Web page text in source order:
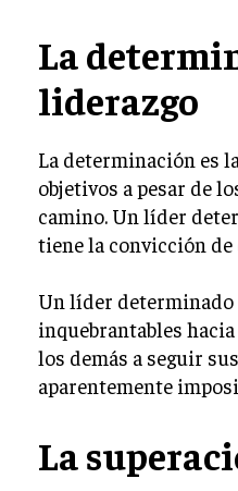
La
liderazgo
La determinación es
objetivos a pesar de
camino. Un líder
tiene la convicción de
Un líder determinado
inquebrantables
los demás a seguir
aparentemente
La